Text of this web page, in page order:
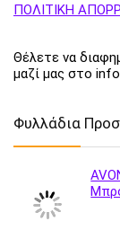
ΠΟΛΙΤΙΚΗ
Θέλετε να
μαζί μας στο
Φυλλάδια